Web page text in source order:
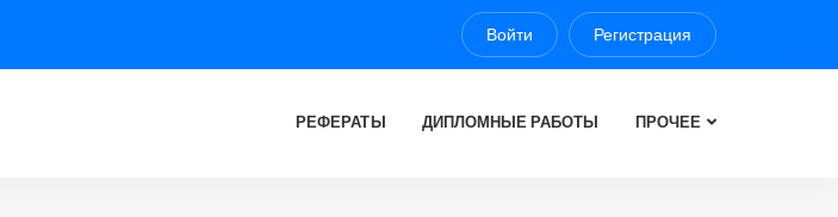
Войти Регистрация
РЕФЕРАТЫ ДИПЛОМНЫЕ РАБОТЫ ПРОЧЕЕ